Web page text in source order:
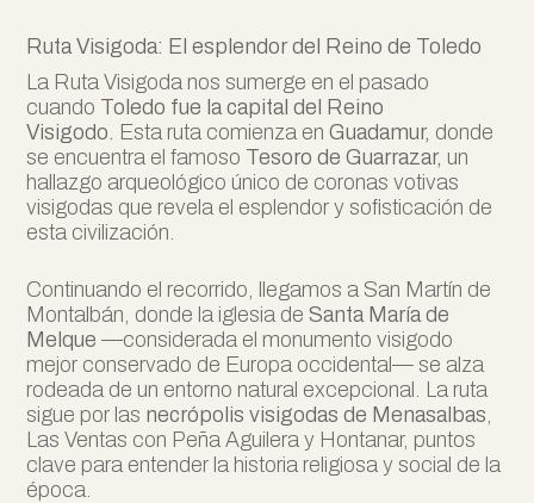
Ruta Visigoda: El esplendor del Reino de Toledo
La Ruta Visigoda nos sumerge en el pasado
cuando Toledo fue la capital del Reino
Visigodo. Esta ruta comienza en Guadamur, donde
se encuentra el famoso Tesoro de Guarrazar, un
hallazgo arqueológico único de coronas votivas
visigodas que revela el esplendor y sofisticación de
esta civilización.
Continuando el recorrido, llegamos a San Martín de
Montalbán, donde la iglesia de Santa María de
Melque —considerada el monumento visigodo
mejor conservado de Europa occidental— se alza
rodeada de un entorno natural excepcional. La ruta
sigue por las necrópolis visigodas de Menasalbas,
Las Ventas con Peña Aguilera y Hontanar, puntos
clave para entender la historia religiosa y social de la
época.